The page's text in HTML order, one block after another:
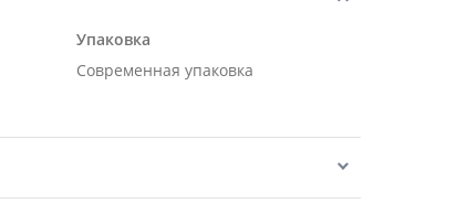
Упаковка
Современная упаковка